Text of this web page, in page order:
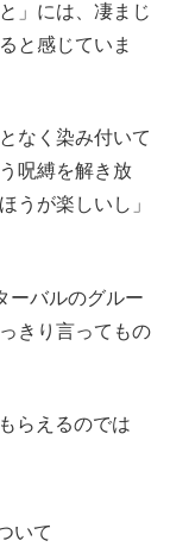
」には、凄まじ
と感じていま
なく染み付いて
呪縛を解き放
うが楽しいし」
ーバルのグルー
きり言ってもの
らえるのでは
いて